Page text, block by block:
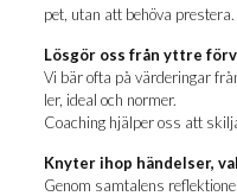
pet, utan att behö­va prestera.
Lös­gör oss från ytt­re
Vi bär ofta på vär­de­ring­ar
ler, ide­al och normer.
Coaching hjäl­per oss att
Kny­ter ihop hän­del­ser,
Genom sam­ta­lens